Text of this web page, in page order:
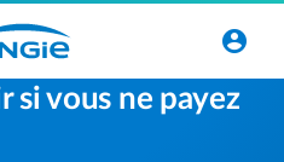
normal-account-circle
si vous ne payez